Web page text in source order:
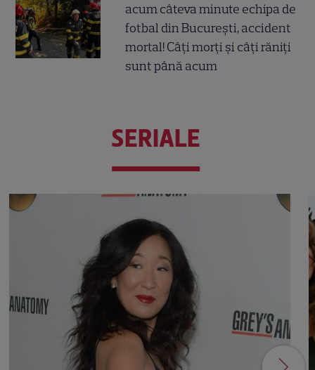
acum câteva minute echipa de
fotbal din București, accident
mortal! Câți morți și câți răniți
sunt până acum
SERIALE